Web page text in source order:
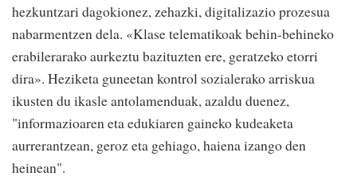
hezkuntzari dagokionez, zehazki, digitalizazio prozesua
nabarmentzen dela. «Klase telematikoak behin-behineko
erabilerarako aurkeztu bazituzten ere, geratzeko etorri
dira». Heziketa guneetan kontrol sozialerako arriskua
ikusten du ikasle antolamenduak, azaldu duenez,
"informazioaren eta edukiaren gaineko kudeaketa
aurrerantzean, geroz eta gehiago, haiena izango den
heinean".